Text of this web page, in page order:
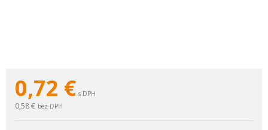
0,72 € s DPH
0,58 € bez DPH